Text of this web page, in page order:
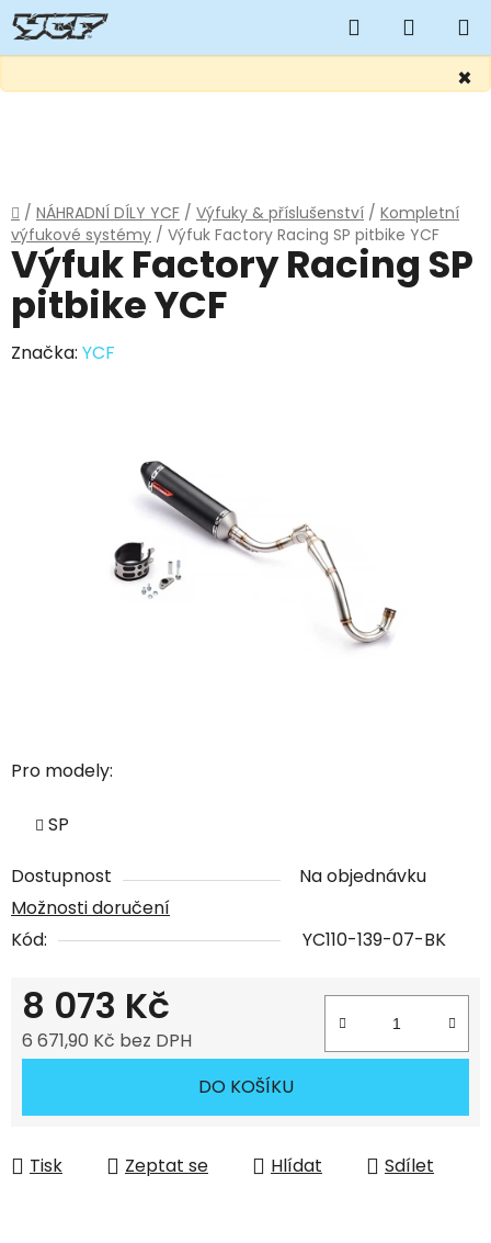
×
Hledat
KOŠÍK
Domů
/ NÁHRADNÍ DÍLY YCF / Výfuky & příslušenství / Kompletní
výfukové systémy / Výfuk Factory Racing SP pitbike YCF
Pro modely:
SP
Dostupnost
Na objednávku
Možnosti doručení
Kód:
YC110-139-07-BK
8 073 Kč
6 671,90 Kč bez DPH
DO KOŠÍKU
Tisk Zeptat se Hlídat Sdílet
Výfuk Factory Racing SP
pitbike YCF
Značka: YCF